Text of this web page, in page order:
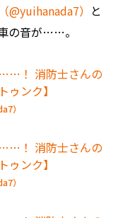
@yuihanada7） と
の音が……。
）
）